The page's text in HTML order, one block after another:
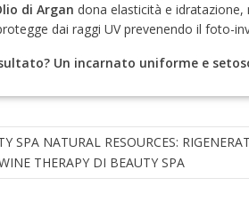
di Argan dona elasticità e idratazione,
dai raggi UV prevenendo il foto-
Un incarnato uniforme e
SPA NATURAL RESOURCES:
THERAPY DI BEAUTY SPA